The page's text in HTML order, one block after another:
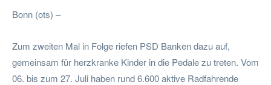
Bonn (ots) –
Zum zweiten Mal in Folge riefen PSD Banken dazu auf,
gemeinsam für herzkranke Kinder in die Pedale zu treten. Vom
06. bis zum 27. Juli haben rund 6.600 aktive Radfahrende